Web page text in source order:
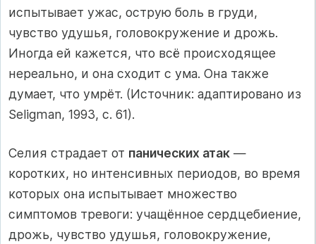
испытывает ужас, острую боль в груди,
чувство удушья, головокружение и дрожь.
Иногда ей кажется, что всё происходящее
нереально, и она сходит с ума. Она также
думает, что умрёт. (Источник: адаптировано из
Seligman, 1993, с. 61).
Селия страдает от панических атак —
коротких, но интенсивных периодов, во время
которых она испытывает множество
симптомов тревоги: учащённое сердцебиение,
дрожь, чувство удушья, головокружение,